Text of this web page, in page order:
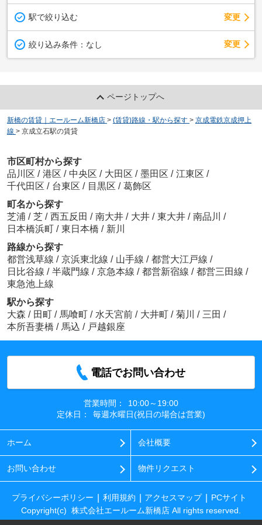
駅で絞り込む 変更
絞り込み条件： なし 変更
ページトップへ
新橋の賃貸｜エールーム新橋店 > (賃貸)路線・駅から探す > 京成電鉄京成押上
線 > 京成立石駅の賃貸
市区町村から探す
品川区 / 港区 / 中央区 / 大田区 / 墨田区 / 江東区 /
千代田区 / 台東区 / 目黒区 / 葛飾区
町名から探す
芝浦 / 芝 / 西五反田 / 南大井 / 大井 / 東大井 / 南品川 /
日本橋浜町 / 東日本橋 / 新川
路線から探す
都営浅草線 / 京浜東北線 / 山手線 / 都営大江戸線 /
日比谷線 / 半蔵門線 / 京急本線 / 都営新宿線 / 都営三田線 /
東急池上線
駅から探す
大森 / 田町 / 馬喰町 / 水天宮前 / 大井町 / 菊川 / 三田 /
本所吾妻橋 / 馬込 / 戸越銀座
電話でお問い合わせ
営業時間：
10:00～19:00
定休日：
毎週水曜日(祝日の場合は営業)
ホーム 会社概要
お問い合わせ 物件リクエスト
プライバシーポリシー 利用規約 アクセスマップ
PCサイト
Copyright(c) 株式会社エールーム新橋店 All rights reserved.